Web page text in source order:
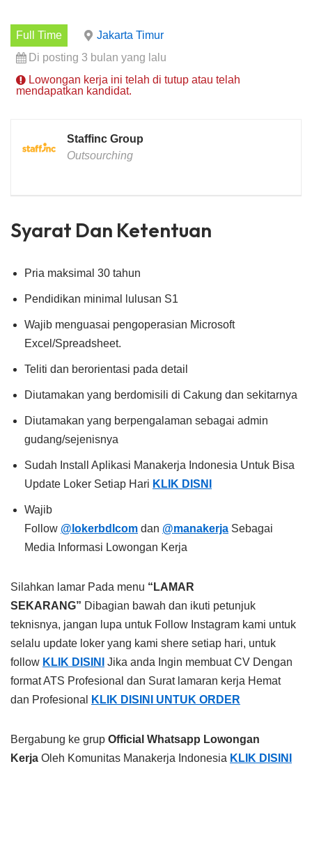
Full Time
Jakarta Timur
Di posting 3 bulan yang lalu
Lowongan kerja ini telah di tutup atau telah
mendapatkan kandidat.
Staffinc Group
Outsourching
Syarat Dan Ketentuan
Pria maksimal 30 tahun
Pendidikan minimal lulusan S1
Wajib menguasai pengoperasian Microsoft
Excel/Spreadsheet.
Teliti dan berorientasi pada detail
Diutamakan yang berdomisili di Cakung dan sekitarnya
Diutamakan yang berpengalaman sebagai admin
gudang/sejenisnya
Sudah Install Aplikasi Manakerja Indonesia Untuk Bisa
Update Loker Setiap Hari KLIK DISNI
Wajib
Follow @lokerbdlcom dan @manakerja Sebagai
Media Informasi Lowongan Kerja
Silahkan lamar Pada menu “LAMAR
SEKARANG” Dibagian bawah dan ikuti petunjuk
teknisnya, jangan lupa untuk Follow Instagram kami untuk
selalu update loker yang kami shere setiap hari, untuk
follow KLIK DISINI
Jika anda Ingin membuat CV Dengan
format ATS Profesional dan Surat lamaran kerja Hemat
dan Profesional
KLIK DISINI UNTUK ORDER
Bergabung ke grup Official Whatsapp Lowongan
Kerja Oleh Komunitas Manakerja Indonesia KLIK DISINI